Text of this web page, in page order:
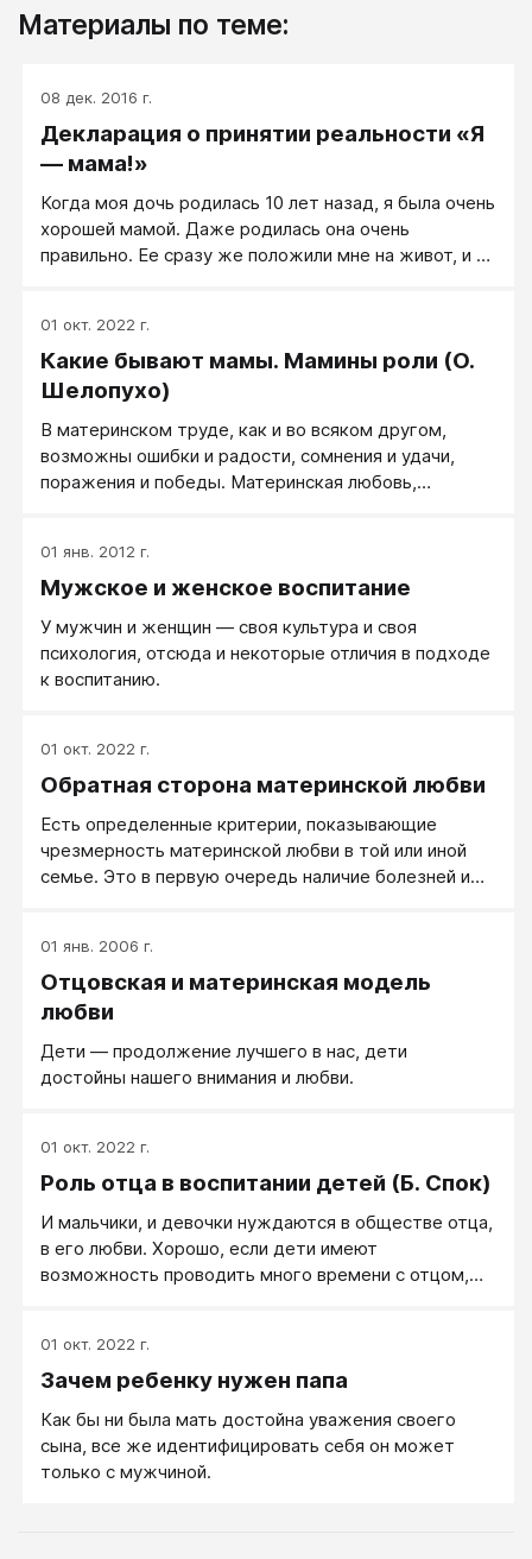
Материалы по теме:
08 дек. 2016 г.
Декларация о принятии реальности «Я
— мама!»
Когда моя дочь родилась 10 лет назад, я была очень
хорошей мамой. Даже родилась она очень
правильно. Ее сразу же положили мне на живот, и я
которые охватили меня в этот момент, сложно
описать словами…
01 окт. 2022 г.
Какие бывают мамы. Мамины роли (О.
Шелопухо)
В материнском труде, как и во всяком другом,
возможны ошибки и радости, сомнения и удачи,
поражения и победы. Материнская любовь,
друга, как не похожи и дети. Почему так важно
поговорить о той роли, которую мама выполняет в
детьми мама непроизвольно потаенные
неосознанные переживания и страхи, накопленные в
течение жизни, изливает на ребенка.
01 янв. 2012 г.
Мужское и женское воспитание
У мужчин и женщин — своя культура и своя
психология, отсюда и некоторые отличия в подходе
к воспитанию.
01 окт. 2022 г.
Обратная сторона материнской любви
Есть определенные критерии, показывающие
чрезмерность материнской любви в той или иной
семье. Это в первую очередь наличие болезней и
алкоголизм. В-третьих, наличие больших проблем в
семейных отношениях. Это то, что лежит на
поверхности. Далее, в целом в обществе, огромное
имеет корни в избыточной материнской любви. Все
это не плод моих фантазий. Посмотрите
подтверждений тому.
01 янв. 2006 г.
Отцовская и материнская модель
любви
Дети — продолжение лучшего в нас, дети
достойны нашего внимания и любви.
01 окт. 2022 г.
Роль отца в воспитании детей (Б. Спок)
И мальчики, и девочки нуждаются в обществе отца,
в его любви. Хорошо, если дети имеют
возможность проводить много времени с отцом,
всего на свете хочет лечь и читать газету. Но, если
бы он понимал, как ценно его общество для
преодолеть свою усталость. Однако, ни отец, ни
мать не должны заставлять себя сверх всякой
меры. Лучше поиграть с ребенком минут 15, а потом
01 окт. 2022 г.
Зачем ребенку нужен папа
Как бы ни была мать достойна уважения своего
сына, все же идентифицировать себя он может
только с мужчиной.